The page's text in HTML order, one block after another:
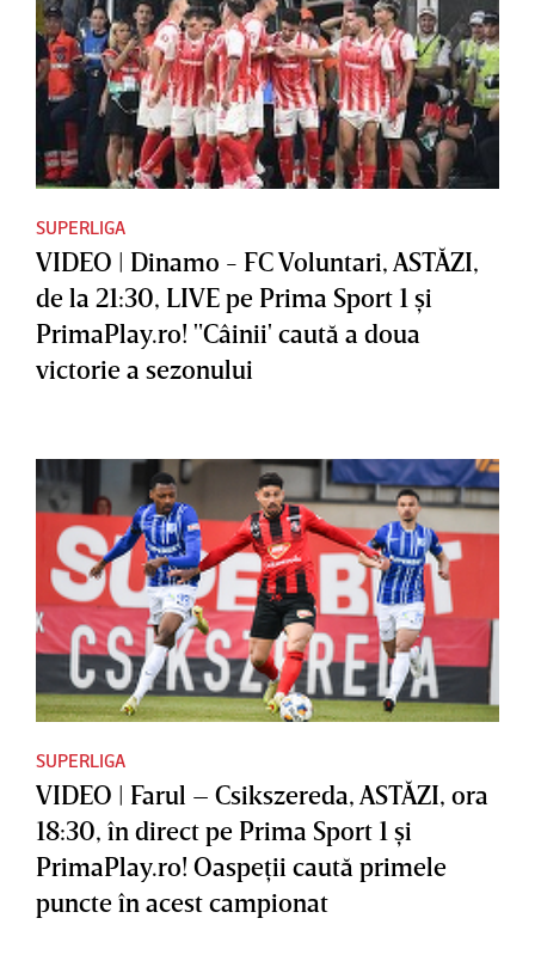
SUPERLIGA
VIDEO | Dinamo - FC Voluntari, ASTĂZI,
de la 21:30, LIVE pe Prima Sport 1 şi
PrimaPlay.ro! "Câinii' caută a doua
victorie a sezonului
SUPERLIGA
VIDEO | Farul – Csikszereda, ASTĂZI, ora
18:30, în direct pe Prima Sport 1 şi
PrimaPlay.ro! Oaspeţii caută primele
puncte în acest campionat